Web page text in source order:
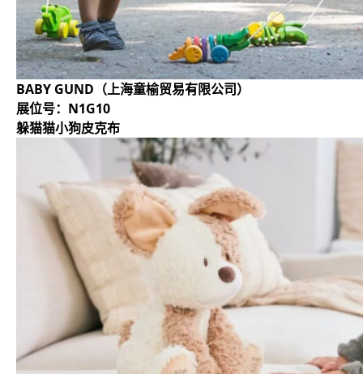
BABY GUND（上海童榆贸易有限公司）
展位号：N1G10
躲猫猫小狗皮克布